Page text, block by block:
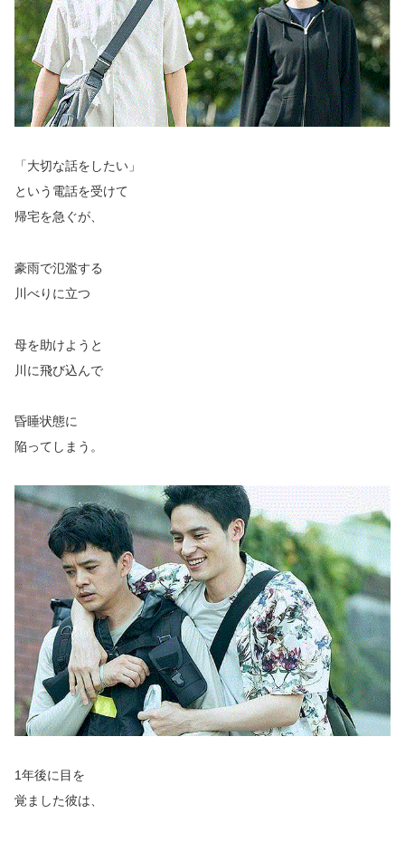
「大切な話をしたい」
という電話を受けて
帰宅を急ぐが、
豪雨で氾濫する
川べりに立つ
母を助けようと
川に飛び込んで
昏睡状態に
陥ってしまう。
1年後に目を
覚ました彼は、